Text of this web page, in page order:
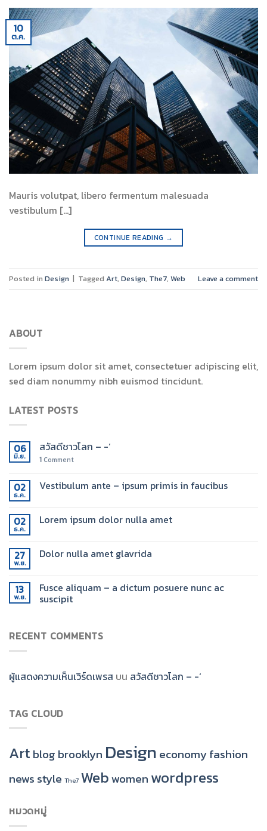
10
ต.ค.
Mauris volutpat, libero fermentum malesuada
vestibulum [...]
CONTINUE READING →
Posted in Design | Tagged Art, Design, The7, Web Leave a comment
ABOUT
Lorem ipsum dolor sit amet, consectetuer adipiscing elit,
sed diam nonummy nibh euismod tincidunt.
LATEST POSTS
06
มิ.ย.
สวัสดีชาวโลก – -‘
1 Comment
02
ธ.ค.
Vestibulum ante – ipsum primis in faucibus
02
ธ.ค.
Lorem ipsum dolor nulla amet
27
พ.ย.
Dolor nulla amet glavrida
13
พ.ย.
Fusce aliquam – a dictum posuere nunc ac
suscipit
RECENT COMMENTS
ผู้แสดงความเห็นเวิร์ดเพรส บน สวัสดีชาวโลก – -‘
TAG CLOUD
Art blog brooklyn Design economyfashion
news style The7 Webwomen wordpress
หมวดหมู่